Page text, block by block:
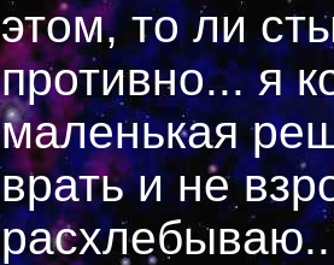
этом, то ли
противно... я
маленькая
врать и не